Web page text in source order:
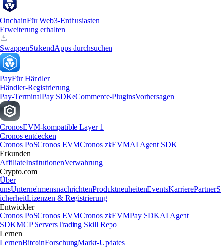
OnchainFür Web3-Enthusiasten
Erweiterung erhalten
SwappenStakendApps durchsuchen
PayFür Händler
Händler-Registrierung
Pay-TerminalPay SDKeCommerce-PluginsVorhersagen
CronosEVM-kompatible Layer 1
Cronos entdecken
Cronos PoSCronos EVMCronos zkEVMAI Agent SDK
Erkunden
AffiliateInstitutionenVerwahrung
Crypto.com
Über
unsUnternehmensnachrichtenProduktneuheitenEventsKarrierePartnerS
icherheitLizenzen & Registrierung
Entwickler
Cronos PoSCronos EVMCronos zkEVMPay SDKAI Agent
SDKMCP ServersTrading Skill Repo
Lernen
LernenBitcoinForschungMarkt-Updates